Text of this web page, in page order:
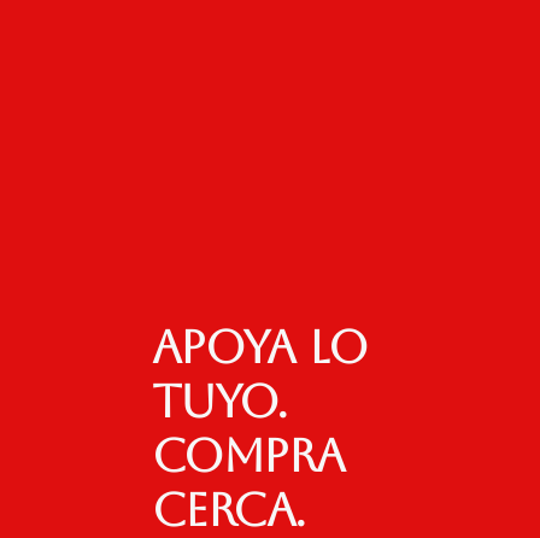
Apoya lo
tuyo.
Compra
cerca.